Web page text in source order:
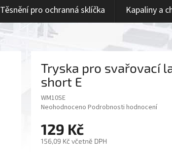
Těsnění pro ochranná sklíčka Kapaliny a
Tryska pro svařovací
short E
WM10SE
Průměrné
produktu
je
0,0
Neohodnoceno Podrobnosti hodnocení
129 Kč
156,09 Kč včetně DPH